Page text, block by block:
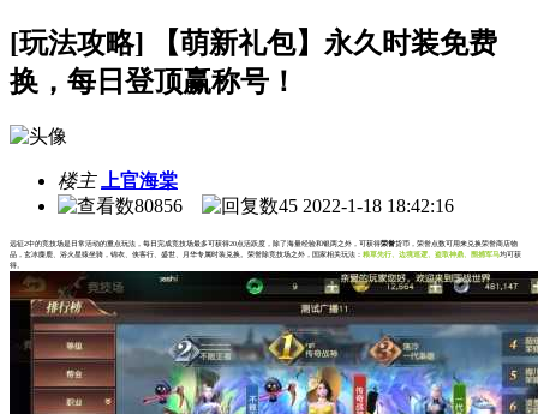
[玩法攻略] 【萌新礼包】永久时装免费
换，每日登顶赢称号！
楼主
上官海棠
80856
45 2022-1-18 18:42:16
远征2中的竞技场是日常活动的重点玩法，每日完成竞技场最多可获得20点活跃度，除了海量经验和银两之外，可获得荣誉货币，荣誉点数可用来兑换荣誉商店物
品，玄冰麋鹿、浴火星猿坐骑，锦衣、侠客行、盛世、月华专属时装兑换。荣誉除竞技场之外，国家相关玩法： 粮草先行、边境巡逻、盗取神鼎、围捕军马均可获
得。